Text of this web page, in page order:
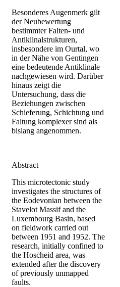
Besonderes Augenmerk gilt
der Neubewertung
bestimmter Falten- und
Antiklinalstrukturen,
insbesondere im Ourtal, wo
in der Nähe von Gentingen
eine bedeutende Antiklinale
nachgewiesen wird. Darüber
hinaus zeigt die
Untersuchung, dass die
Beziehungen zwischen
Schieferung, Schichtung und
Faltung komplexer sind als
bislang angenommen.
Abstract
This microtectonic study
investigates the structures of
the Eodevonian between the
Stavelot Massif and the
Luxembourg Basin, based
on fieldwork carried out
between 1951 and 1952. The
research, initially confined to
the Hoscheid area, was
extended after the discovery
of previously unmapped
faults.